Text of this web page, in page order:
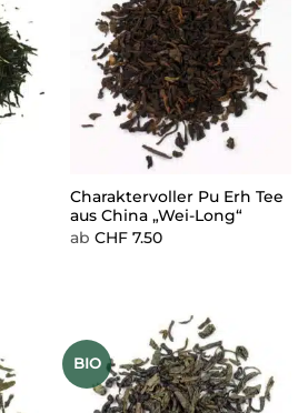
Charaktervoller Pu Erh Tee
aus China „Wei-Long“
ab CHF7.50
BIO